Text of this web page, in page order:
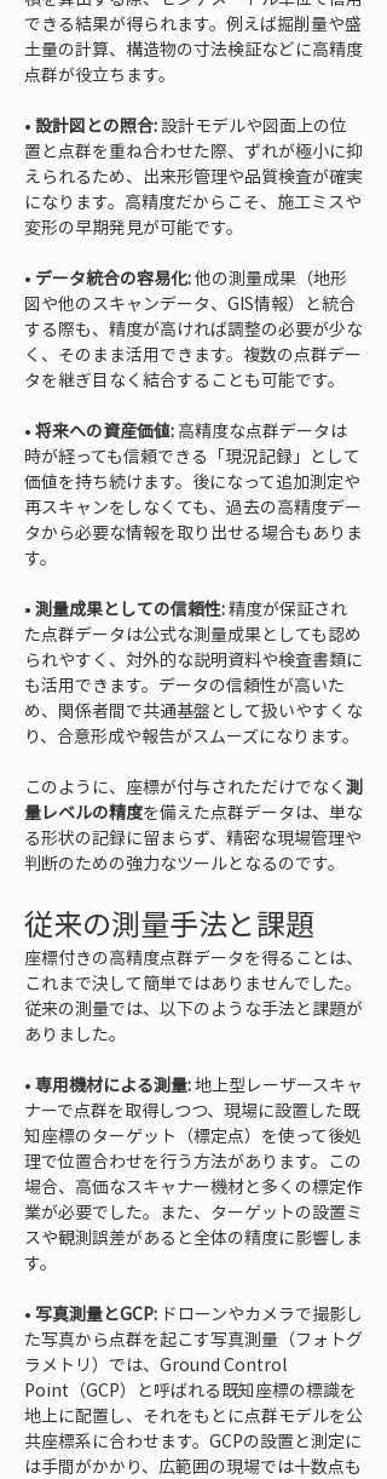
できる結果が得られます。例えば掘削量や盛
土量の計算、構造物の寸法検証などに高精度
• 設計図との照合: 設計モデルや図面上の位
置と点群を重ね合わせた際、ずれが極小に抑
えられるため、出来形管理や品質検査が確実
になります。高精度だからこそ、施工ミスや
• データ統合の容易化: 他の測量成果（地形
図や他のスキャンデータ、GIS情報）と統合
する際も、精度が高ければ調整の必要が少な
く、そのまま活用できます。複数の点群デー
• 将来への資産価値: 高精度な点群データは
時が経っても信頼できる「現況記録」として
価値を持ち続けます。後になって追加測定や
再スキャンをしなくても、過去の高精度デー
タから必要な情報を取り出せる場合もありま
• 測量成果としての信頼性: 精度が保証され
た点群データは公式な測量成果としても認め
られやすく、対外的な説明資料や検査書類に
も活用できます。データの信頼性が高いた
め、関係者間で共通基盤として扱いやすくな
り、合意形成や報告がスムーズになります。
このように、座標が付与されただけでなく 測
量レベルの精度を備えた点群データは、単な
る形状の記録に留まらず、精密な現場管理や
判断のための強力なツールとなるのです。
従来の測量手法と課題
座標付きの高精度点群データを得ることは、
これまで決して簡単ではありませんでした。
従来の測量では、以下のような手法と課題が
ありました。
• 専用機材による測量: 地上型レーザースキャ
ナーで点群を取得しつつ、現場に設置した既
知座標のターゲット（標定点）を使って後処
理で位置合わせを行う方法があります。この
場合、高価なスキャナー機材と多くの標定作
業が必要でした。また、ターゲットの設置ミ
スや観測誤差があると全体の精度に影響しま
• 写真測量とGCP: ドローンやカメラで撮影し
た写真から点群を起こす写真測量（フォトグ
ラメトリ）では、Ground Control
Point（GCP）と呼ばれる既知座標の標識を
地上に配置し、それをもとに点群モデルを公
共座標系に合わせます。GCPの設置と測定に
は手間がかかり、広範囲の現場では十数点も